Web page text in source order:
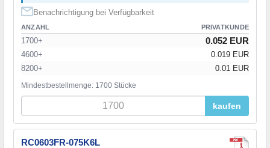
Benachrichtigung bei Verfügbarkeit
ANZAHL PRIVATKUNDE
1700+ 0.052 EUR
4600+
0.019 EUR
8200+
0.01 EUR
Mindestbestellmenge: 1700 Stücke
kaufen
RC0603FR-075K6L